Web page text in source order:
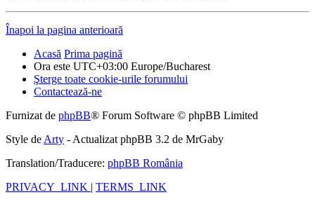
Înapoi la pagina anterioară
Acasă Prima pagină
Ora este UTC+03:00 Europe/Bucharest
Şterge toate cookie-urile forumului
Contactează-ne
Furnizat de phpBB® Forum Software © phpBB Limited
Style de Arty - Actualizat phpBB 3.2 de MrGaby
Translation/Traducere: phpBB România
PRIVACY_LINK | TERMS_LINK